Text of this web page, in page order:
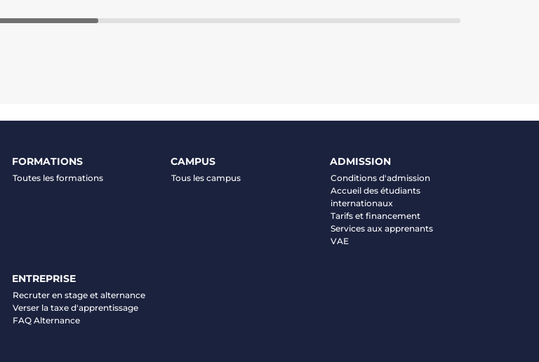
FORMATIONS
Toutes les formations
CAMPUS
Tous les campus
ADMISSION
Conditions d'admission
Accueil des étudiants
internationaux
Tarifs et financement
Services aux apprenants
VAE
ENTREPRISE
Recruter en stage et alternance
Verser la taxe d'apprentissage
FAQ Alternance